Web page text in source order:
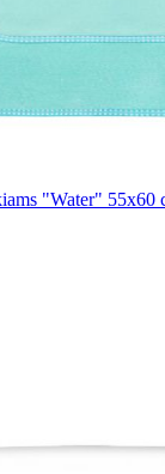
"Water" 55x60